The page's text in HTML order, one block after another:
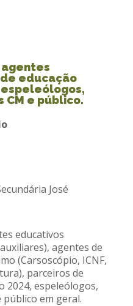
educação
e público.
José
educativos
agentes de
(Carsoscópio, ICNF,
parceiros de
2024, espeleólogos,
em geral.